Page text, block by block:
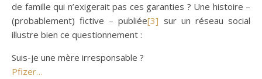
de famille qui n’exigerait pas ces garanties ? Une histoire –
(probablement) fictive – publiée[3] sur un réseau social
illustre bien ce questionnement :
Suis-je une mère irresponsable ?
Pfizer…